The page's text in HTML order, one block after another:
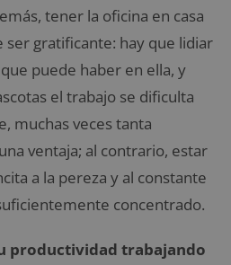
tener la oficina en casa
ser gratificante: hay que lidiar
puede haber en ella, y
el trabajo se dificulta
muchas veces tanta
ventaja; al contrario, estar
a la pereza y al constante
concentrado.
productividad trabajando